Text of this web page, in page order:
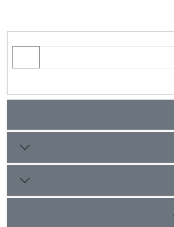
منفی فعالیت اطلاعاتی، طی دو دهه
مسئله شده است که در این نوشتار به
می‏‌شود.